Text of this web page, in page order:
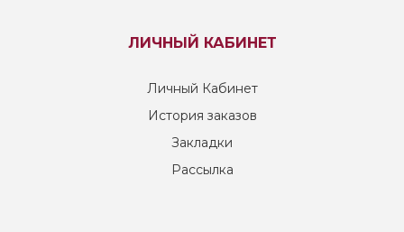
ЛИЧНЫЙ КАБИНЕТ
Личный Кабинет
История заказов
Закладки
Рассылка